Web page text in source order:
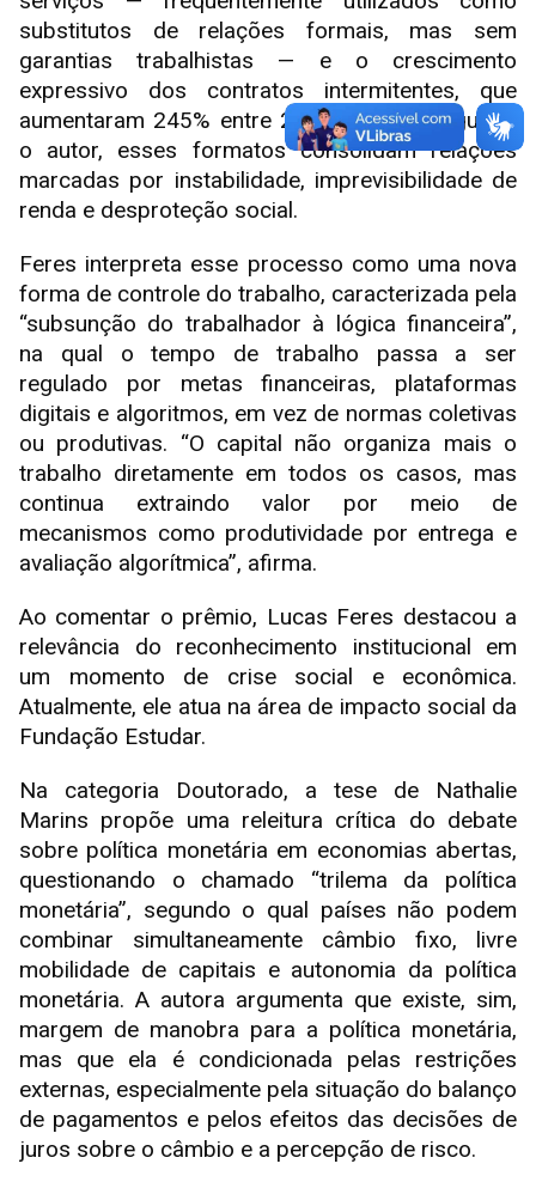
substitutos de relações formais, mas sem
garantias trabalhistas — e o crescimento
expressivo dos contratos intermitentes, que
aumentaram 245% entre 2015 e 2019. Segundo
o autor, esses formatos consolidam relações
marcadas por instabilidade, imprevisibilidade de
renda e desproteção social.
Feres interpreta esse processo como uma nova
forma de controle do trabalho, caracterizada pela
“subsunção do trabalhador à lógica financeira”,
na qual o tempo de trabalho passa a ser
regulado por metas financeiras, plataformas
digitais e algoritmos, em vez de normas coletivas
ou produtivas. “O capital não organiza mais o
trabalho diretamente em todos os casos, mas
continua extraindo valor por meio de
mecanismos como produtividade por entrega e
avaliação algorítmica”, afirma.
Ao comentar o prêmio, Lucas Feres destacou a
relevância do reconhecimento institucional em
um momento de crise social e econômica.
Atualmente, ele atua na área de impacto social da
Fundação Estudar.
Na categoria Doutorado, a tese de Nathalie
Marins propõe uma releitura crítica do debate
sobre política monetária em economias abertas,
questionando o chamado “trilema da política
monetária”, segundo o qual países não podem
combinar simultaneamente câmbio fixo, livre
mobilidade de capitais e autonomia da política
monetária. A autora argumenta que existe, sim,
margem de manobra para a política monetária,
mas que ela é condicionada pelas restrições
externas, especialmente pela situação do balanço
de pagamentos e pelos efeitos das decisões de
juros sobre o câmbio e a percepção de risco.